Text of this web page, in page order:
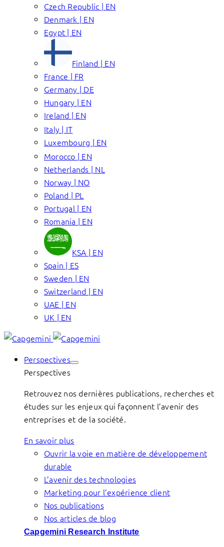
Czech Republic | EN
Denmark | EN
Egypt | EN
Finland | EN
France | FR
Germany | DE
Hungary | EN
Ireland | EN
Italy | IT
Luxembourg | EN
Morocco | EN
Netherlands | NL
Norway | NO
Poland | PL
Portugal | EN
Romania | EN
KSA | EN
Spain | ES
Sweden | EN
Switzerland | EN
UAE | EN
UK | EN
Perspectives
Perspectives
Retrouvez nos dernières publications, recherches et
études sur les enjeux qui façonnent l’avenir des
entreprises et de la société.
En savoir plus
Ouvrir la voie en matière de développement
durable
L’avenir des technologies
Marketing pour l’expérience client
Nos publications
Nos articles de blog
Capgemini Research Institute